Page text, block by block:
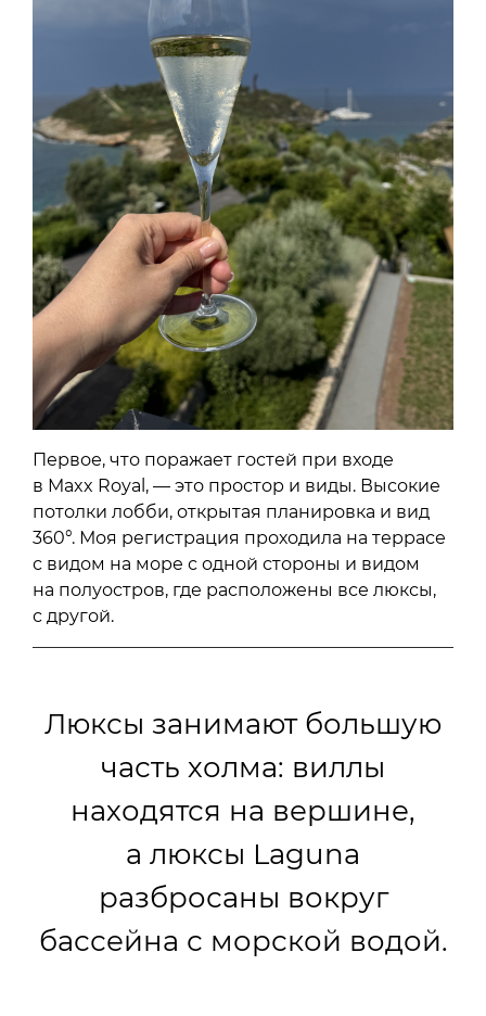
Первое, что поражает гостей при входе
в Maxx Royal, — это простор и виды. Высокие
потолки лобби, открытая планировка и вид
360°. Моя регистрация проходила на террасе
с видом на море с одной стороны и видом
на полуостров, где расположены все люксы,
с другой.
Люксы занимают большую
часть холма: виллы
находятся на вершине,
а люксы Laguna
разбросаны вокруг
бассейна с морской водой.